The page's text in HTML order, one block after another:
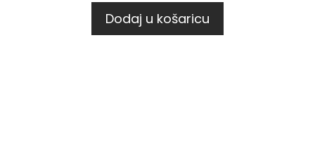
Dodaj u košaricu